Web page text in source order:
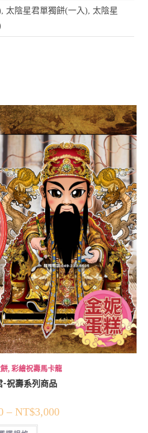
太陰星君單獨餅(一入), 太陰星
, 彩繪祝壽馬卡龍
-祝壽系列商品
– NT$3,000